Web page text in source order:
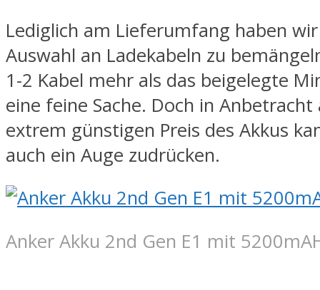
Lediglich am Lieferumfang haben
Auswahl an Ladekabeln zu
1-2 Kabel mehr als das beigelegte
eine feine Sache. Doch in
extrem günstigen Preis des Akkus
auch ein Auge zudrücken.
Anker Akku 2nd Gen E1 mit